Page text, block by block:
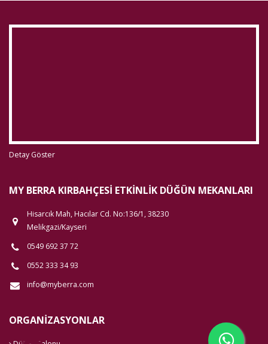
Detay Göster
MY BERRA KIRBAHÇESI ETKINLIK DÜĞÜN MEKANLARI
Hisarcık Mah, Hacılar Cd. No:136/1, 38230
Melikgazi/Kayseri
0549 692 37 72
0552 333 34 93‬
info@myberra.com
ORGANIZASYONLAR